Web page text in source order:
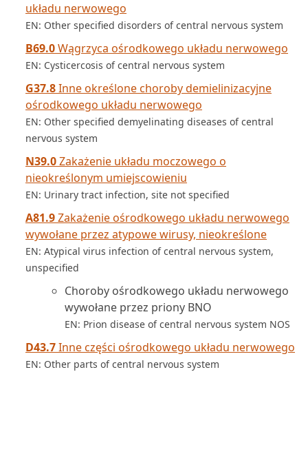
układu nerwowego
EN: Other specified disorders of central nervous system
B69.0Wągrzyca ośrodkowego układu nerwowego
EN: Cysticercosis of central nervous system
G37.8Inne określone choroby demielinizacyjne
ośrodkowego układu nerwowego
EN: Other specified demyelinating diseases of central
nervous system
N39.0Zakażenie układu moczowego o
nieokreślonym umiejscowieniu
EN: Urinary tract infection, site not specified
A81.9Zakażenie ośrodkowego układu nerwowego
wywołane przez atypowe wirusy, nieokreślone
EN: Atypical virus infection of central nervous system,
unspecified
Choroby ośrodkowego układu nerwowego
wywołane przez priony BNO
EN: Prion disease of central nervous system NOS
D43.7Inne części ośrodkowego układu nerwowego
EN: Other parts of central nervous system